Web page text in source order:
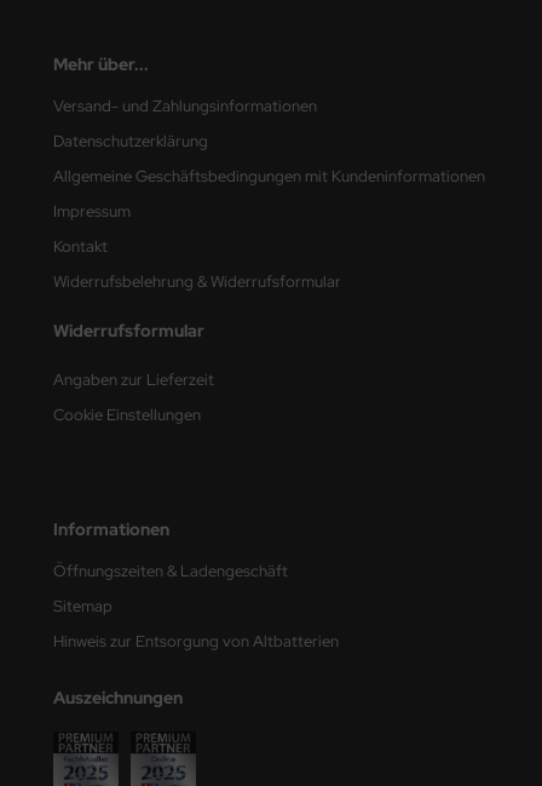
Mehr über...
Versand- und Zahlungsinformationen
Datenschutzerklärung
Allgemeine Geschäftsbedingungen mit Kundeninformationen
Impressum
Kontakt
Widerrufsbelehrung & Widerrufsformular
Widerrufsformular
Angaben zur Lieferzeit
Cookie Einstellungen
Informationen
Öffnungszeiten & Ladengeschäft
Sitemap
Hinweis zur Entsorgung von Altbatterien
Auszeichnungen
Model
Model
Kits
Hobby
Decals